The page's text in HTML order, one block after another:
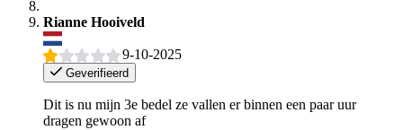
Rianne Hooiveld
9-10-2025
Geverifieerd
Dit is nu mijn 3e bedel ze vallen er binnen een paar uur
dragen gewoon af